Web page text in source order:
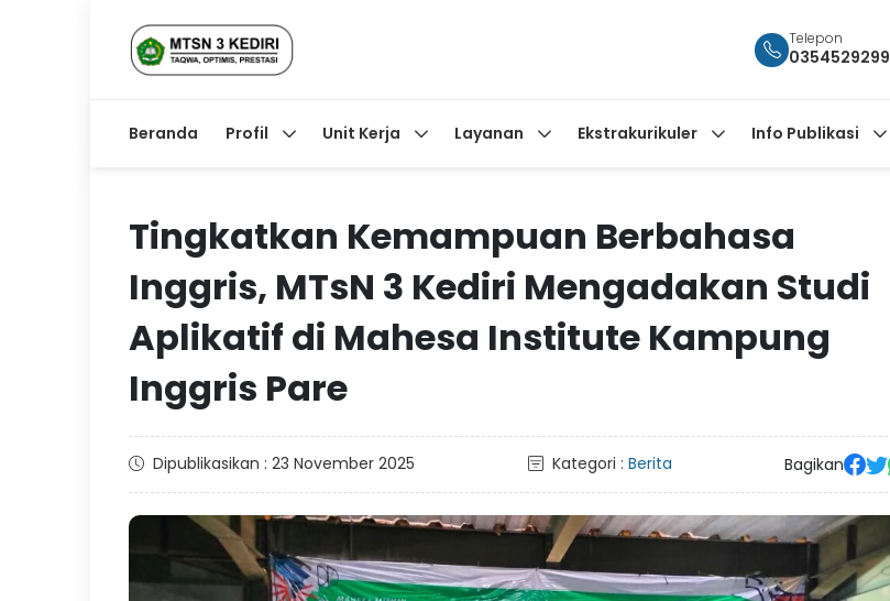
Telepon
0354529299
Beranda Profil Unit Kerja Layanan Ekstrakurikuler Info Publikasi
Tingkatkan Kemampuan Berbahasa
Inggris, MTsN 3 Kediri Mengadakan Studi
Aplikatif di Mahesa Institute Kampung
Inggris Pare
Dipublikasikan : 23 November 2025 Kategori : Berita Bagikan